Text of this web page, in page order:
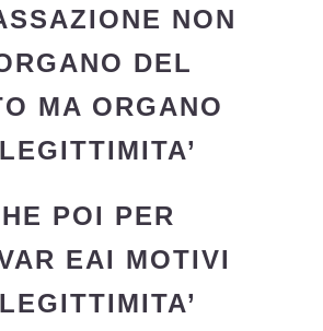
NON
DEL
MA ORGANO
POI PER
EAI MOTIVI